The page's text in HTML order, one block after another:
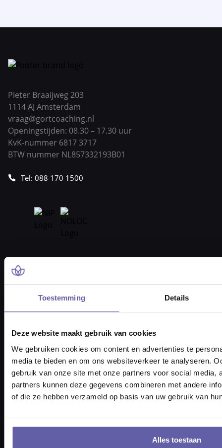
Toestemming Details
Deze website maakt gebruik van cookies
We gebruiken cookies om content en advertenties te
media te bieden en om ons websiteverkeer te analyseren.
gebruik van onze site met onze partners voor social media,
partners kunnen deze gegevens combineren met andere
of die ze hebben verzameld op basis van uw gebruik van
Alles toestaan
Pieter Braaijweg 203
1114 AJ Amsterdam
vraag@gortcoaching.nl
Openingstijden: 08.30 – 17.30 uur
KvK-nummer 6817 3717
BTW nummer NL857332193B01
Tel: 088 170 1500
Navigatie
Therapie
⇨ Alle soorten coaching
⇨ Coaching info
⇨ Coachen
Kennisbank
Cookies beheren
Plan een gratis
oriëntatiegesprek
direct in de agenda.